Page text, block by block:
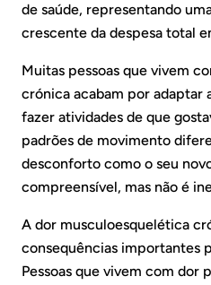
de saúde, representando
crescente da despesa total
Muitas pessoas que vivem
crónica acabam por adaptar
fazer atividades de que
padrões de movimento
desconforto como o seu
compreensível, mas não é
A dor musculoesquelética
consequências importantes
Pessoas que vivem com dor